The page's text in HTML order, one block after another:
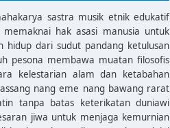
sastra musik etnik edukatif
hak asasi manusia untuk
dari sudut pandang ketulusan
pesona membawa muatan filosofis
kelestarian alam dan ketabahan
nang eme nang bawang rarat
tanpa batas keterikatan duniawi
jiwa untuk menjaga kemurnian